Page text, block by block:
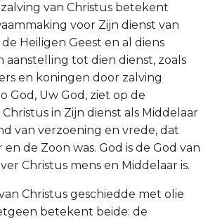
zalving van Christus betekent
voor Zijn dienst van
Heiligen Geest en al diens
aanstelling tot dien dienst, zoals
en koningen door zalving
God, Uw God, ziet op de
in Zijn dienst als Middelaar
van verzoening en vrede, dat
de Zoon was. God is de God van
Christus mens en Middelaar is.
Christus geschiedde met olie
betekent beide: de